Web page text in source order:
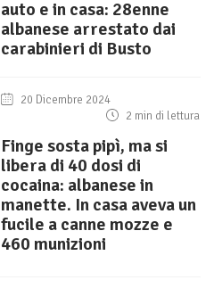
auto e in casa: 28enne
albanese arrestato dai
carabinieri di Busto
20 Dicembre 2024
2 min di lettura
Finge sosta pipì, ma si
libera di 40 dosi di
cocaina: albanese in
manette. In casa aveva un
fucile a canne mozze e
460 munizioni